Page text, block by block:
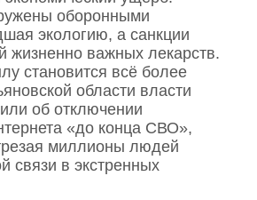
оборонными
экологию, а санкции
важных лекарств.
становится всё более
области власти
об отключении
«до конца СВО»,
миллионы людей
связи в экстренных